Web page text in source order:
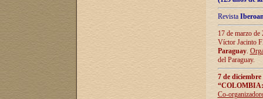
Revista
17 de marzo
Víctor Jacinto
Paraguay.
del Paraguay.
7 de
Co-